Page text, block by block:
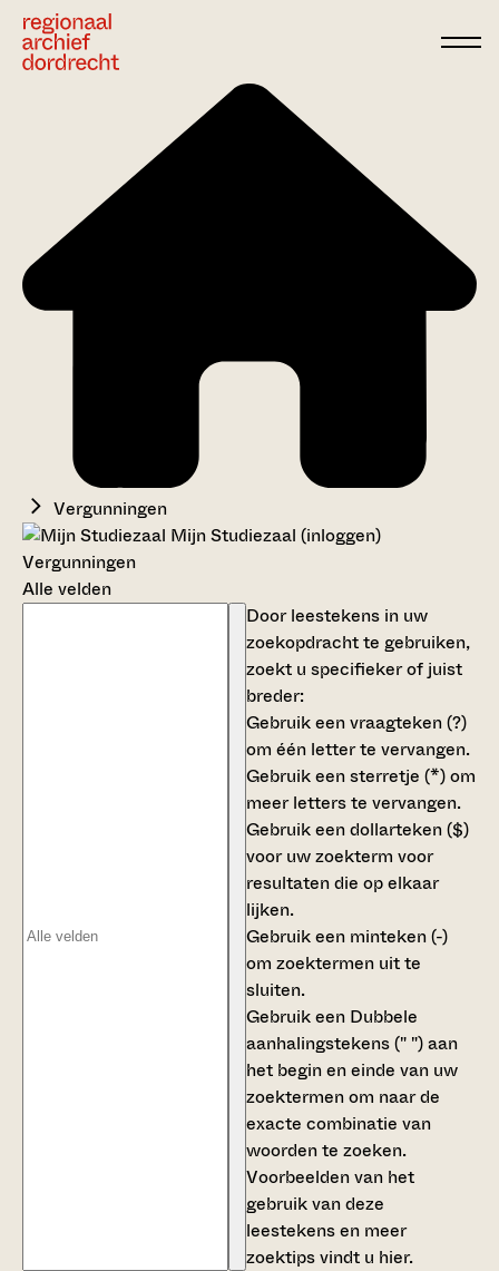
Vergunningen
Mijn Studiezaal (inloggen)
Vergunningen
Alle velden
Door leestekens in uw
zoekopdracht te gebruiken,
zoekt u specifieker of juist
breder:
Gebruik eenvraagteken (?)
om één letter te vervangen.
Gebruik eensterretje (*)om
meer letters te vervangen.
Gebruik eendollarteken ($)
voor uw zoekterm voor
resultaten die op elkaar
lijken.
Gebruik een minteken (-)
om zoektermen uit te
sluiten.
Gebruik een Dubbele
aanhalingstekens (" ")aan
het begin en einde van uw
zoektermen om naar de
exacte combinatie van
woorden te zoeken.
Voorbeelden van het
gebruik van deze
leestekens en meer
zoektips vindt u hier.